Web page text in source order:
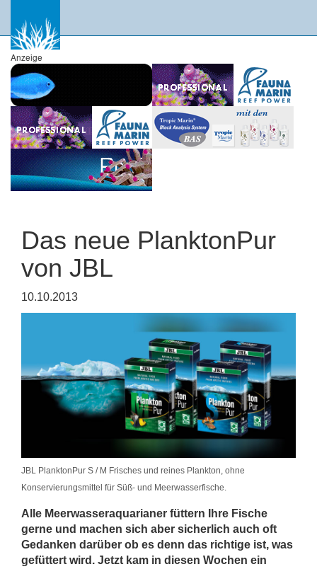
Anzeige
Das neue PlanktonPur
von JBL
10.10.2013
JBL PlanktonPur S / M Frisches und reines Plankton, ohne
Konservierungsmittel für Süß- und Meerwasserfische.
Alle Meerwasseraquarianer füttern Ihre Fische
gerne und machen sich aber sicherlich auch oft
Gedanken darüber ob es denn das richtige ist, was
gefüttert wird. Jetzt kam in diesen Wochen ein